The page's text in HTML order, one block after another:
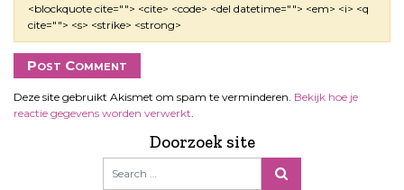
<blockquote cite=""> <cite> <code> <del datetime=""> <em> <i> <q
cite=""> <s> <strike> <strong>
Deze site gebruikt Akismet om spam te verminderen. Bekijk hoe je
reactie gegevens worden verwerkt
Doorzoek site